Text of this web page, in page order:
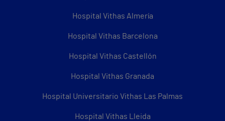
Hospital Vithas Almería
Hospital Vithas Barcelona
Hospital Vithas Castellón
Hospital Vithas Granada
Hospital Universitario Vithas Las Palmas
Hospital Vithas Lleida